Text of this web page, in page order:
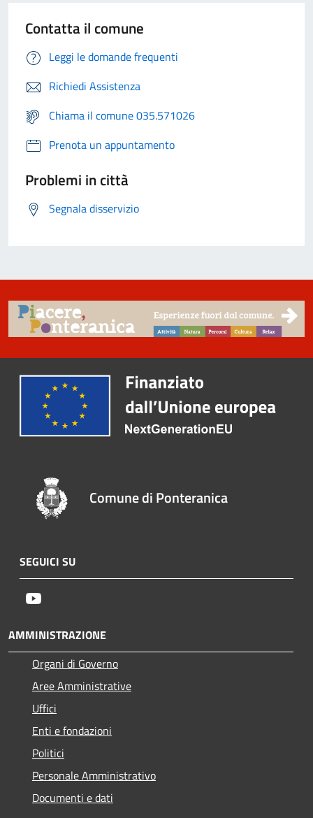
Contatta il comune
Leggi le domande frequenti
Richiedi Assistenza
Chiama il comune 035.571026
Prenota un appuntamento
Problemi in città
Segnala disservizio
Comune di Ponteranica
SEGUICI SU
AMMINISTRAZIONE
Organi di Governo
Aree Amministrative
Uffici
Enti e fondazioni
Politici
Personale Amministrativo
Documenti e dati